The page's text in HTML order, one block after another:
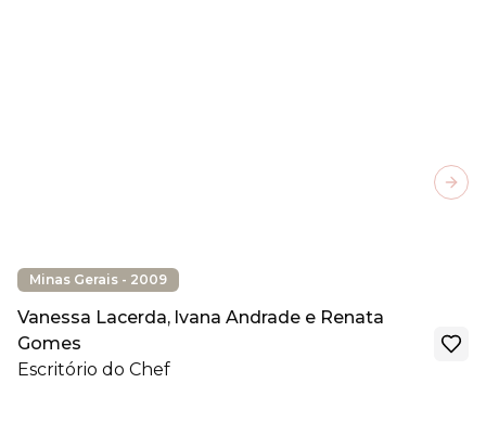
Minas Gerais - 2009
Vanessa Lacerda, lvana Andrade e Renata
Gomes
Escritório do Chef